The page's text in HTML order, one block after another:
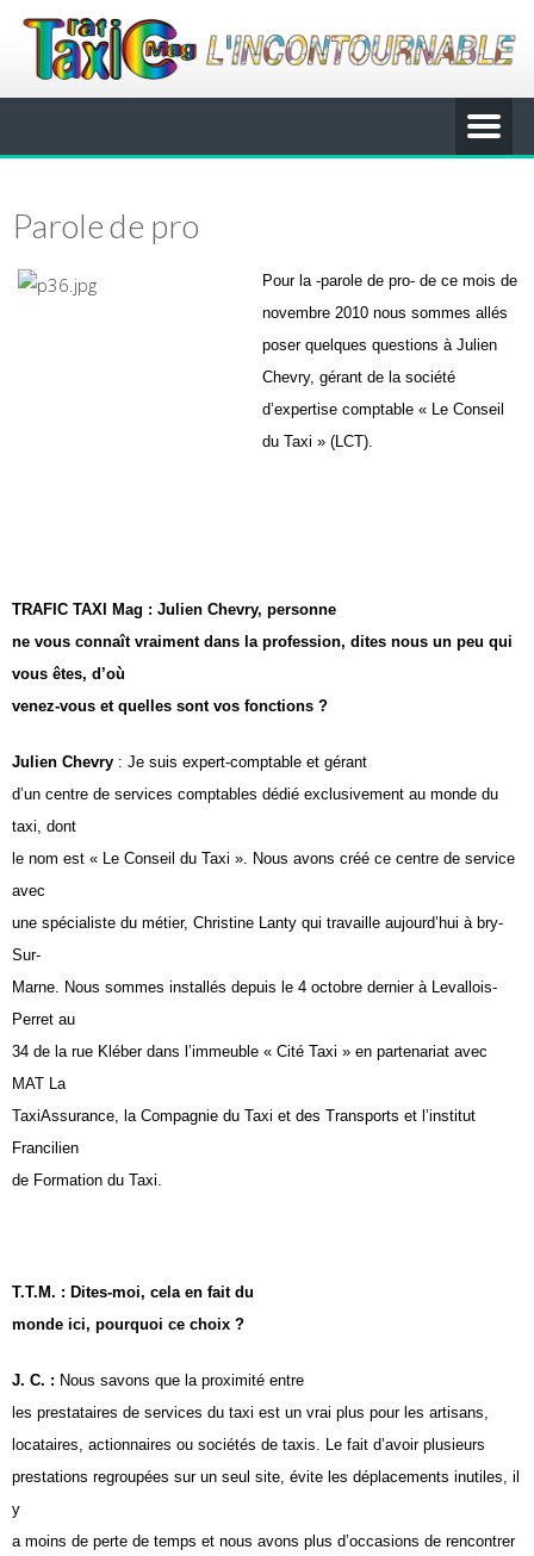
Parole de pro
Pour la -parole de pro- de ce mois de
novembre 2010 nous sommes allés
poser quelques questions à Julien
Chevry, gérant de la société
d’expertise comptable « Le Conseil
du Taxi » (LCT).
TRAFIC TAXI Mag : Julien Chevry, personne
ne vous connaît vraiment dans la profession, dites nous un peu qui
vous êtes, d’où
venez-vous et quelles sont vos fonctions ?
Julien Chevry : Je suis expert-comptable et gérant
d’un centre de services comptables dédié exclusivement au monde du
taxi, dont
le nom est « Le Conseil du Taxi ». Nous avons créé ce centre de service
avec
une spécialiste du métier, Christine Lanty qui travaille aujourd’hui à bry-
Sur-
Marne. Nous sommes installés depuis le 4 octobre dernier à Levallois-
Perret au
34 de la rue Kléber dans l’immeuble « Cité Taxi » en partenariat avec
MAT La
TaxiAssurance, la Compagnie du Taxi et des Transports et l’institut
Francilien
de Formation du Taxi.
T.T.M. : Dites-moi, cela en fait du
monde ici, pourquoi ce choix ?
J. C. : Nous savons que la proximité entre
les prestataires de services du taxi est un vrai plus pour les artisans,
locataires, actionnaires ou sociétés de taxis. Le fait d’avoir plusieurs
prestations regroupées sur un seul site, évite les déplacements inutiles, il
y
a moins de perte de temps et nous avons plus d’occasions de rencontrer